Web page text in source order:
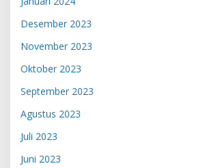
Desember 2023
November 2023
Oktober 2023
September 2023
Agustus 2023
Juli 2023
Juni 2023